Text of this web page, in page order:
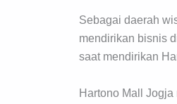
Sebagai daerah
mendirikan bisnis
saat mendirikan
Hartono Mall